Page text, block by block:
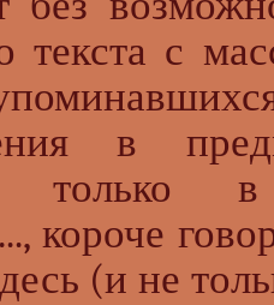
текста с
в
..., короче
(и не